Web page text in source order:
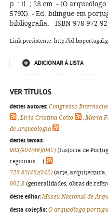
p. : il. ; 28 cm. - (O
579X). - Ed. bilingue em
bibliografia. - ISBN 978-972-
Link persistente: http://
ADICIONAR À LISTA
VER TÍTULOS
destes autores: Congresso
,Lívia Cristina Coito ,Maria
de Arqueologia
destes temas:
903/904(46)(042) (história de
regionais, ...)
726.82(46)(042) (arte, arquitectura,
061.3 (generalidades, obras de
deste editor: Museu Nacional de
desta coleção: O arqueólogo